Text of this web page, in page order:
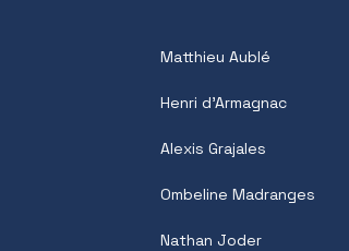
Matthieu Aublé
Henri d’Armagnac
Alexis Grajales
Ombeline Madranges
Nathan Joder